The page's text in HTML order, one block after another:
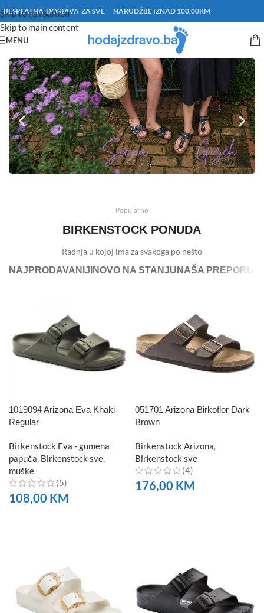
Skip to navigation
Skip to main content
BESPLATNA DOSTAVA ZA SVE NARUDŽBE IZNAD 100,00KM
MENU
Popularno
BIRKENSTOCK PONUDA
Radnja u kojoj ima za svakoga po nešto
NAJPRODAVANIJI NOVO NA STANJU NAŠA
1019094 Arizona Eva Khaki
Regular
Birkenstock Eva - gumena
papuča, Birkenstock sve,
muške
(5)
108,00 KM
051701 Arizona Birkoflor Dark
Brown
Birkenstock Arizona,
Birkenstock sve
(4)
176,00 KM